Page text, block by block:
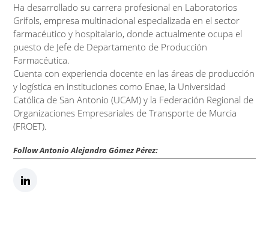
Ha desarrollado su carrera profesional en Laboratorios
Grifols, empresa multinacional especializada en el sector
farmacéutico y hospitalario, donde actualmente ocupa el
puesto de Jefe de Departamento de Producción
Farmacéutica.
Cuenta con experiencia docente en las áreas de producción
y logística en instituciones como Enae, la Universidad
Católica de San Antonio (UCAM) y la Federación Regional de
Organizaciones Empresariales de Transporte de Murcia
(FROET).
Follow Antonio Alejandro Gómez Pérez: